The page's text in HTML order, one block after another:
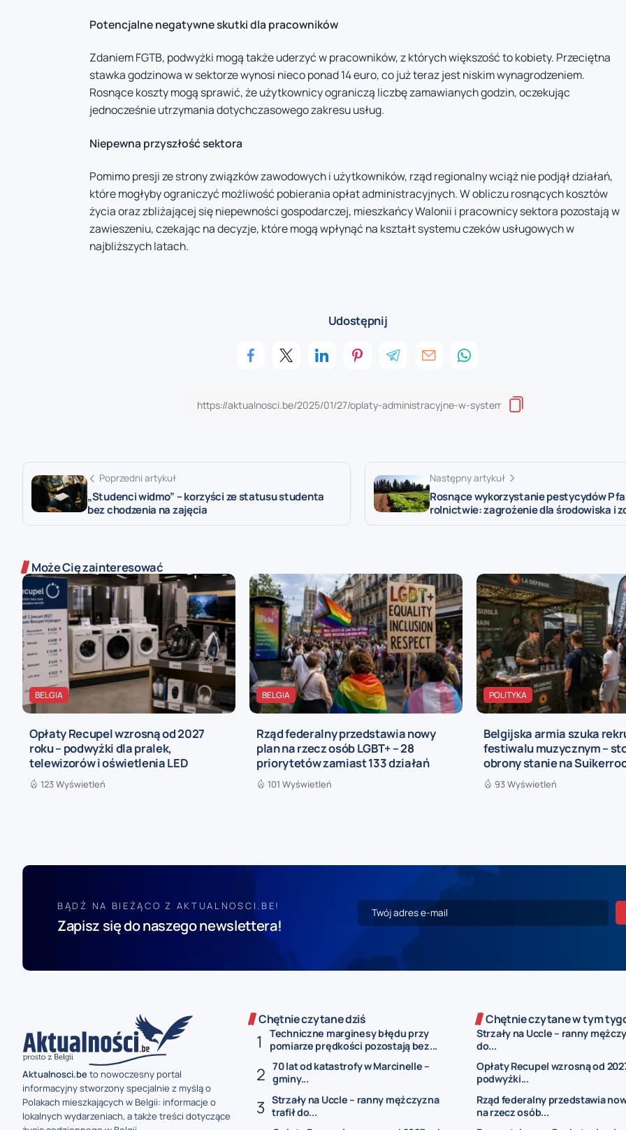
Potencjalne negatywne skutki dla pracowników
Zdaniem FGTB, podwyżki mogą także uderzyć w pracowników, z których większość to kobiety. Przeciętna
stawka godzinowa w sektorze wynosi nieco ponad 14 euro, co już teraz jest niskim wynagrodzeniem.
Rosnące koszty mogą sprawić, że użytkownicy ograniczą liczbę zamawianych godzin, oczekując
jednocześnie utrzymania dotychczasowego zakresu usług.
Niepewna przyszłość sektora
Pomimo presji ze strony związków zawodowych i użytkowników, rząd regionalny wciąż nie podjął działań,
które mogłyby ograniczyć możliwość pobierania opłat administracyjnych. W obliczu rosnących kosztów
życia oraz zbliżającej się niepewności gospodarczej, mieszkańcy Walonii i pracownicy sektora pozostają w
zawieszeniu, czekając na decyzje, które mogą wpłynąć na kształt systemu czeków usługowych w
najbliższych latach.
Udostępnij
Poprzedni artykuł
„Studenci widmo” – korzyści ze statusu studenta
bez chodzenia na zajęcia
Następny artykuł
Rosnące wykorzystanie pestycydów
rolnictwie: zagrożenie dla środowiska i
Może Cię zainteresować
BELGIA
Opłaty Recupel wzrosną od 2027
roku – podwyżki dla pralek,
telewizorów i oświetlenia LED
123 Wyświetleń
BELGIA
Rząd federalny przedstawia nowy
plan na rzecz osób LGBT+ – 28
priorytetów zamiast 133 działań
101 Wyświetleń
POLITYKA
Belgijska armia szuka
festiwalu muzycznym –
obrony stanie na
93 Wyświetleń
BĄDŹ NA BIEŻĄCO Z AKTUALNOSCI.BE!
Zapisz się do naszego newslettera!
Aktualnosci.beto nowoczesny portal
informacyjny stworzony specjalnie z myślą o
Polakach mieszkających w Belgii: informacje o
lokalnych wydarzeniach, a także treści dotyczące
Chętnie czytane dziś
Techniczne marginesy błędu przy
pomiarze prędkości pozostają bez...
70 lat od katastrofy w Marcinelle –
gminy...
Strzały na Uccle – ranny mężczyzna
trafił do...
Chętnie czytane w tym
Strzały na Uccle – ranny
do...
Opłaty Recupel wzrosną od
podwyżki...
Rząd federalny przedstawia
na rzecz osób...